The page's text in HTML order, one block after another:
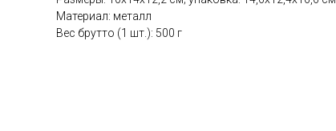
Материал: металл
Вес брутто (1 шт.): 500 г